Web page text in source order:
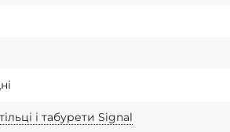
і табурети Signal